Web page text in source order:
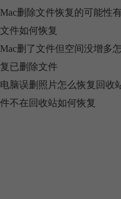
Mac删除文件恢复的可能性
文件如何恢复
Mac删了文件但空间没增多
复已删除文件
电脑误删照片怎么恢复回收
件不在回收站如何恢复